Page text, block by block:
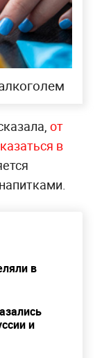
от
в
в
и